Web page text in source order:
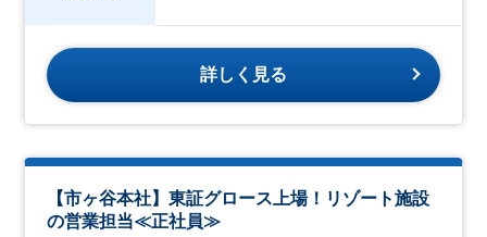
詳しく見る
【市ヶ谷本社】東証グロース上場！リゾート施設
の営業担当≪正社員≫